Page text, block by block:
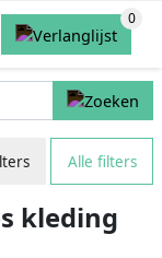
Alle filters
kleding